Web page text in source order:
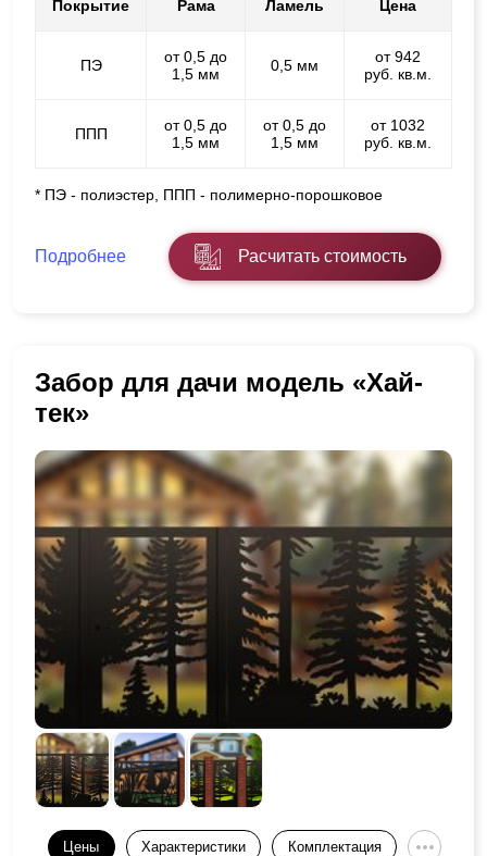
Покрытие Рама Ламель Цена
ПЭ
от 0,5 до
1,5 мм
0,5 мм
от 942
руб. кв.м.
ППП
от 0,5 до
1,5 мм
от 0,5 до
1,5 мм
от 1032
руб. кв.м.
* ПЭ - полиэстер, ППП - полимерно-порошковое
Подробнее Расчитать стоимость
Забор для дачи модель «Хай-
тек»
Цены Характеристики Комплектация